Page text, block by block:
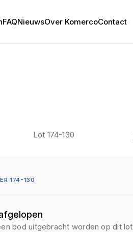
FAQNieuwsOver KomercoContact
Lot 174-130
174-130
bod uitgebracht worden op dit lot